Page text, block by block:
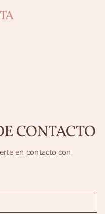
CONTACTO
en contacto con